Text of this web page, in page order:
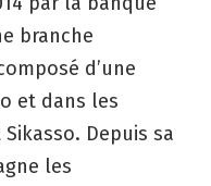
branche
d’une
et dans les
Depuis sa
les